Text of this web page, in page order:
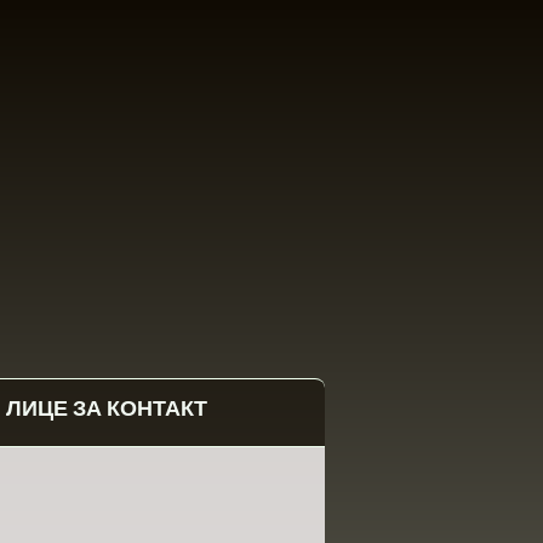
ЛИЦЕ ЗА КОНТАКТ